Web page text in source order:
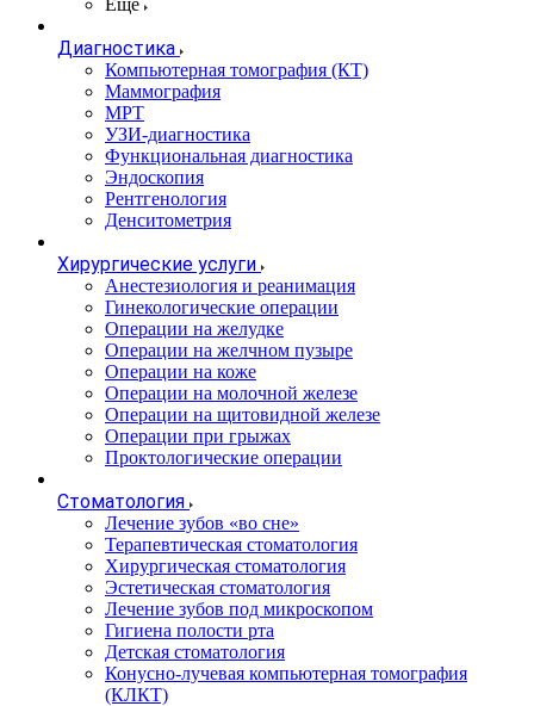
Еще
Диагностика
Компьютерная томография (КТ)
Маммография
МРТ
УЗИ-диагностика
Функциональная диагностика
Эндоскопия
Рентгенология
Денситометрия
Хирургические услуги
Анестезиология и реанимация
Гинекологические операции
Операции на желудке
Операции на желчном пузыре
Операции на коже
Операции на молочной железе
Операции на щитовидной железе
Операции при грыжах
Проктологические операции
Стоматология
Лечение зубов «во сне»
Терапевтическая стоматология
Хирургическая стоматология
Эстетическая стоматология
Лечение зубов под микроскопом
Гигиена полости рта
Детская стоматология
Конусно-лучевая компьютерная томография
(КЛКТ)